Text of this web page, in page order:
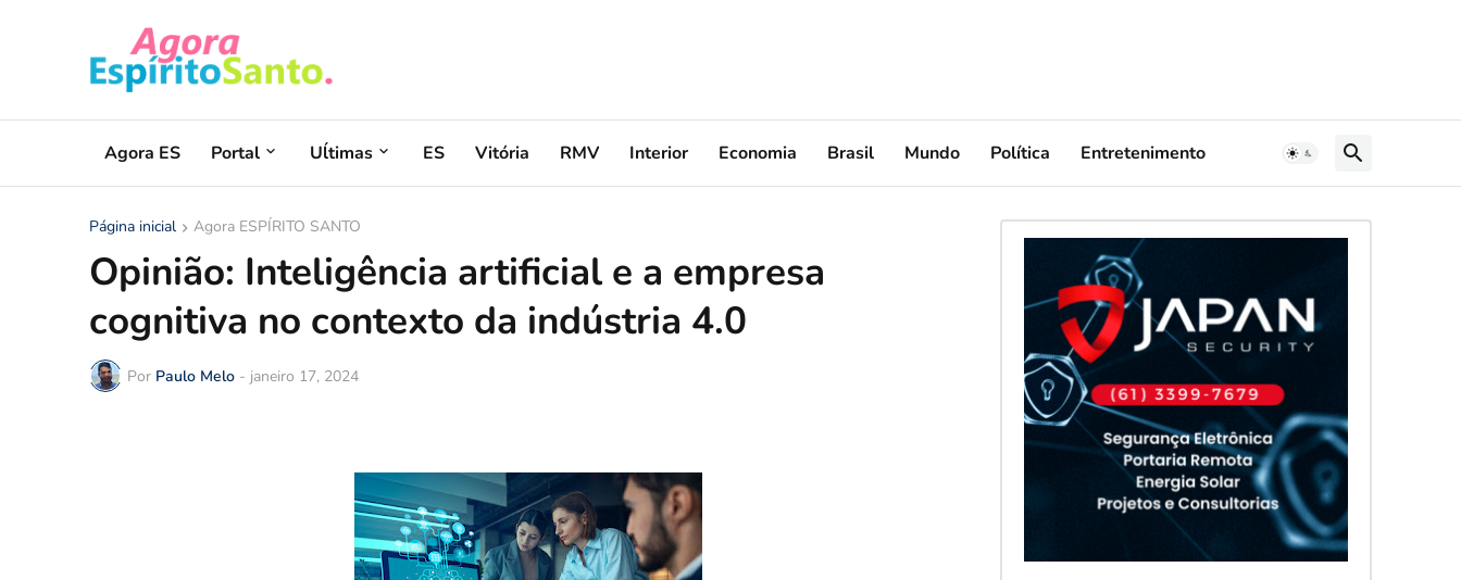
Agora ES Portal Uĺtimas ES Vitória RMV Interior Economia Brasil Mundo Política Entretenimento
Página inicial Agora ESPÍRITO SANTO
Opinião: Inteligência artificial e a empresa
cognitiva no contexto da indústria 4.0
Por Paulo Melo - janeiro 17, 2024